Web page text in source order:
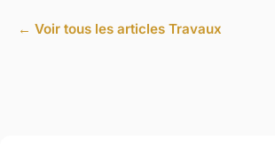
← Voir tous les articles Travaux